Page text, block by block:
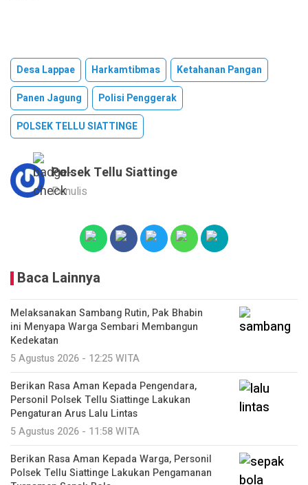
Desa Lappae Harkamtibmas
Ketahanan Pangan
Panen Jagung
Polisi Penggerak
POLSEK TELLU SIATTINGE
Polsek Tellu Siattinge
Penulis
Baca Lainnya
Melaksanakan Sambang Rutin, Pak Bhabin
ini Menyapa Warga Sembari Membangun
Kedekatan
5 Agustus 2026 - 12:25 WITA
Berikan Rasa Aman Kepada Pengendara,
Personil Polsek Tellu Siattinge Lakukan
Pengaturan Arus Lalu Lintas
5 Agustus 2026 - 11:58 WITA
Berikan Rasa Aman Kepada Warga, Personil
Polsek Tellu Siattinge Lakukan Pengamanan